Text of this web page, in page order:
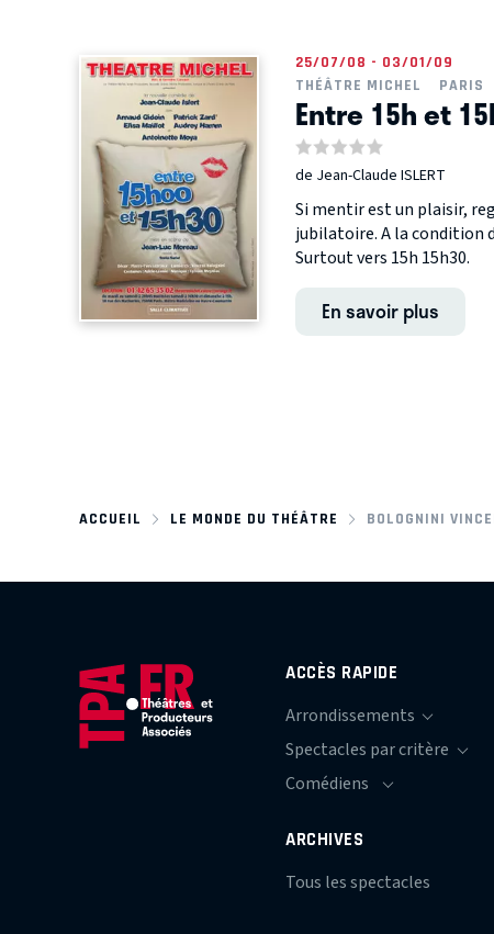
25/07/08 - 03/01/09
THÉÂTRE MICHEL
PARIS
Entre 15h et
de Jean-Claude ISLERT
Si mentir est un plaisir,
jubilatoire. A la condition
Surtout vers 15h 15h30.
En savoir plus
ACCUEIL LE MONDE DU THÉÂTRE BOLOGNINI
ACCÈS RAPIDE
ARCHIVES
Tous les spectacles